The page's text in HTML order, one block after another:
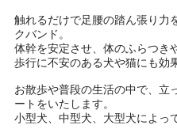
触れるだけで足腰の踏ん張り力
クバンド。
体幹を安定させ、体のふらつき
歩行に不安のある犬や猫にも効
お散歩や普段の生活の中で、立
ートをいたします。
小型犬、中型犬、大型犬によっ